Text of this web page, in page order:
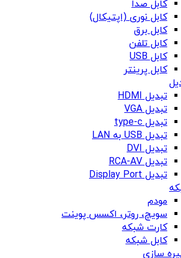
کابل صدا
کابل نوری (اپتیکال)
کابل برق
کابل تلفن
کابل USB
کابل پرینتر
تبدیل HDMI
تبدیل VGA
تبدیل type-c
تبدیل USB به LAN
تبدیل DVI
تبدیل RCA-AV
تبدیل Display Port
مودم
سویچ، روتر، اکسس پوینت
کارت شبکه
کابل شبکه
سازی